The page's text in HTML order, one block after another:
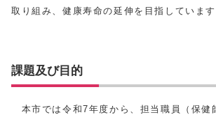
取り組み、健康寿命の延伸を目指しています
課題及び目的
本市では令和7年度から、担当職員（保健